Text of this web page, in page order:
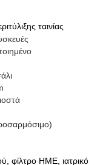
ταινίας
φίλτρο HME, ιατρικό